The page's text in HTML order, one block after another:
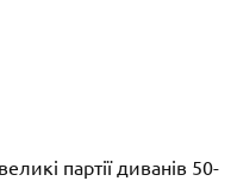
партії диванів 50-